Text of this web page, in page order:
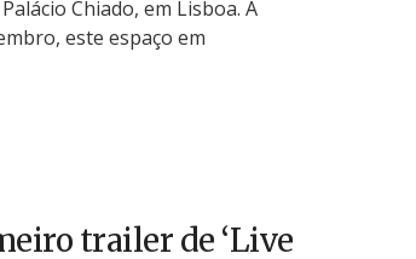
Chiado, em Lisboa. A
este espaço em
trailer de ‘Live